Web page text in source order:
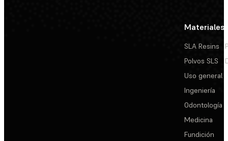
Materiales
SLA Resins
Polvos SLS
Uso general
Ingeniería
Odontología
Medicina
Fundición